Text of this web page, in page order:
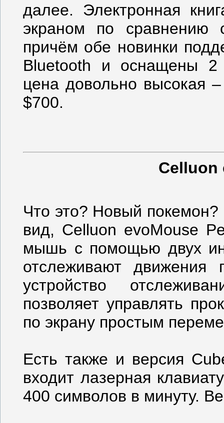
далее. Электронная
экраном по сравнению
причём обе новинки
Bluetooth и оснащены 2
цена довольно высокая
$700.
Celluon
Что это? Новый
вид, Celluon evoMouse
мышь с помощью двух
отслеживают
устройство
позволяет управлять
по экрану простым
Есть также и версия
входит лазерная
400 символов в минуту.